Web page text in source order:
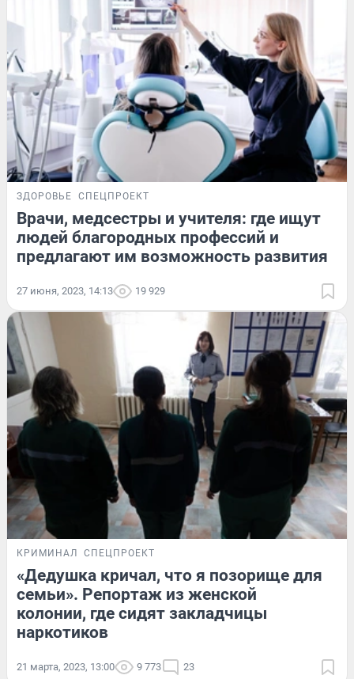
ЗДОРОВЬЕ СПЕЦПРОЕКТ
Врачи, медсестры и учителя: где ищут
людей благородных профессий и
предлагают им возможность развития
27 июня, 2023, 14:13 19 929
КРИМИНАЛ СПЕЦПРОЕКТ
«Дедушка кричал, что я позорище для
семьи». Репортаж из женской
колонии, где сидят закладчицы
наркотиков
21 марта, 2023, 13:00 9 773 23